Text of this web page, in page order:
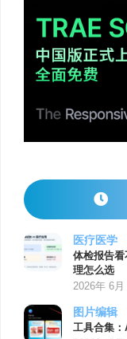
医疗医学
体检报告
理怎么选
2026年 6月
图片编辑
工具合集